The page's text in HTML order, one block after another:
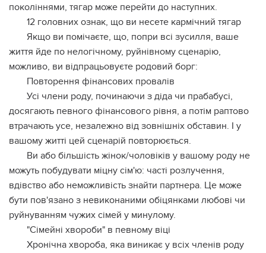
поколіннями, тягар може перейти до наступних.
12 головних ознак, що ви несете кармічний тягар
Якщо ви помічаєте, що, попри всі зусилля, ваше
життя йде по нелогічному, руйнівному сценарію,
можливо, ви відпрацьовуєте родовий борг:
Повторення фінансових провалів
Усі члени роду, починаючи з діда чи прабабусі,
досягають певного фінансового рівня, а потім раптово
втрачають усе, незалежно від зовнішніх обставин. І у
вашому житті цей сценарій повторюється.
Ви або більшість жінок/чоловіків у вашому роду не
можуть побудувати міцну сім'ю: часті розлучення,
вдівство або неможливість знайти партнера. Це може
бути пов'язано з невиконаними обіцянками любові чи
руйнуванням чужих сімей у минулому.
"Сімейні хвороби" в певному віці
Хронічна хвороба, яка виникає у всіх членів роду